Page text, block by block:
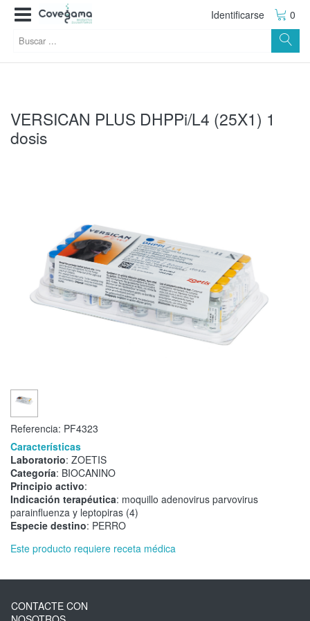
Identificarse 0
VERSICAN PLUS DHPPi/L4 (25X1) 1
dosis
Referencia: PF4323
Características
Laboratorio: ZOETIS
Categoría: BIOCANINO
Principio activo:
Indicación terapéutica: moquillo adenovirus parvovirus
parainfluenza y leptopiras (4)
Especie destino: PERRO
Este producto requiere receta médica
CONTACTE CON